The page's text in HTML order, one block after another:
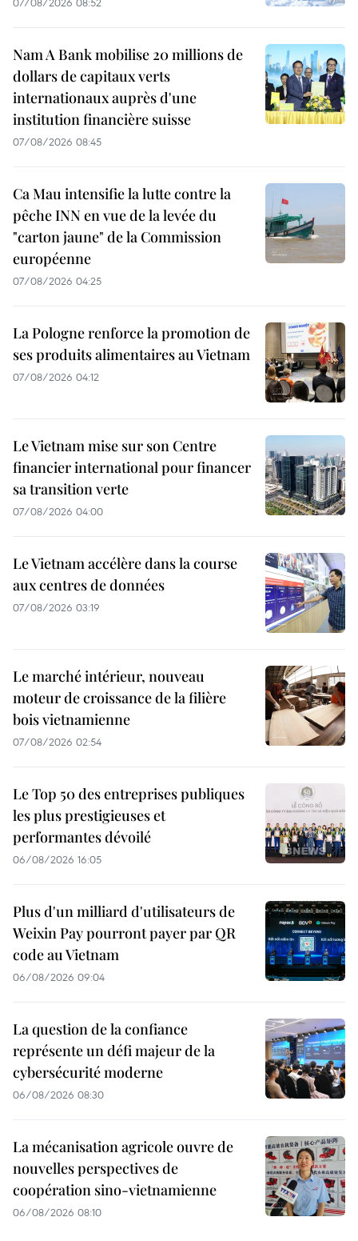
Nam A Bank mobilise 20 millions de
dollars de capitaux verts
internationaux auprès d'une
institution financière suisse
07/08/2026 08:45
Ca Mau intensifie la lutte contre la
pêche INN en vue de la levée du
"carton jaune" de la Commission
européenne
07/08/2026 04:25
La Pologne renforce la promotion de
ses produits alimentaires au Vietnam
07/08/2026 04:12
Le Vietnam mise sur son Centre
financier international pour financer
sa transition verte
07/08/2026 04:00
Le Vietnam accélère dans la course
aux centres de données
07/08/2026 03:19
Le marché intérieur, nouveau
moteur de croissance de la filière
bois vietnamienne
07/08/2026 02:54
Le Top 50 des entreprises publiques
les plus prestigieuses et
performantes dévoilé
06/08/2026 16:05
Plus d'un milliard d'utilisateurs de
Weixin Pay pourront payer par QR
code au Vietnam
06/08/2026 09:04
La question de la confiance
représente un défi majeur de la
cybersécurité moderne
06/08/2026 08:30
La mécanisation agricole ouvre de
nouvelles perspectives de
coopération sino-vietnamienne
06/08/2026 08:10